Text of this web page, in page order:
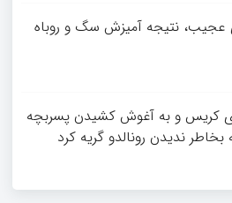
نتیجه آمیزش سگ و روباه
کریس و به آغوش کشیدن پسربچه
بخاطر ندیدن رونالدو گریه کرد